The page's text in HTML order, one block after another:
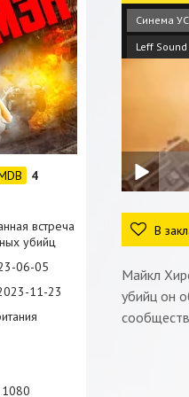
Синема УС
Leff Sound
В
Майкл
убийц он
4
встреча
убийц
06-05
11-23